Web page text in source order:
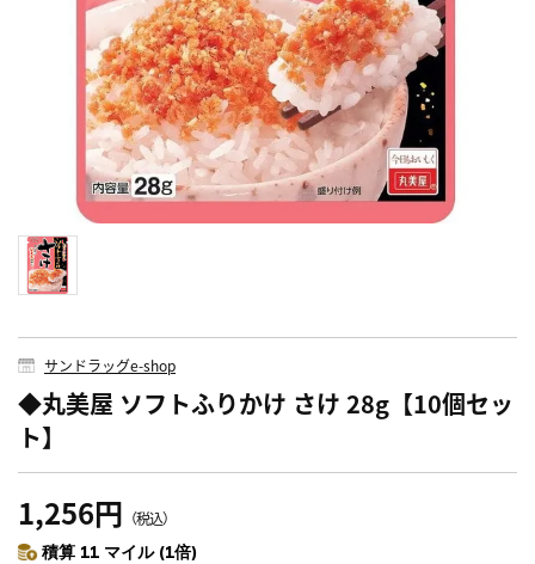
サンドラッグe-shop
◆丸美屋 ソフトふりかけ さけ 28g【10個セッ
ト】
1,256円 （税込）
積算 11 マイル (1倍)